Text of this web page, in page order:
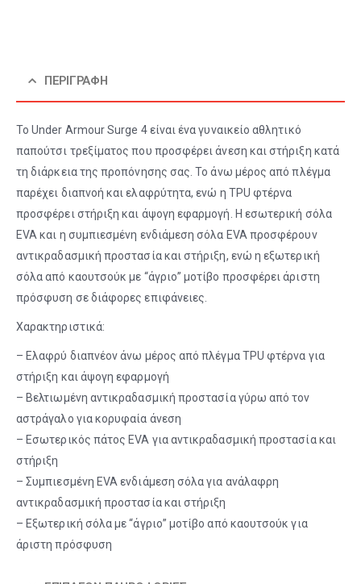
ΠΕΡΙΓΡΑΦΉ
Το Under Armour Surge 4 είναι ένα γυναικείο αθλητικό
παπούτσι τρεξίματος που προσφέρει άνεση και στήριξη κατά
τη διάρκεια της προπόνησης σας. Το άνω μέρος από πλέγμα
παρέχει διαπνοή και ελαφρύτητα, ενώ η TPU φτέρνα
προσφέρει στήριξη και άψογη εφαρμογή. Η εσωτερική σόλα
EVA και η συμπιεσμένη ενδιάμεση σόλα EVA προσφέρουν
αντικραδασμική προστασία και στήριξη, ενώ η εξωτερική
σόλα από καουτσούκ με “άγριο” μοτίβο προσφέρει άριστη
πρόσφυση σε διάφορες επιφάνειες.
Χαρακτηριστικά:
– Ελαφρύ διαπνέον άνω μέρος από πλέγμα ΤPU φτέρνα για
στήριξη και άψογη εφαρμογή
– Βελτιωμένη αντικραδασμική προστασία γύρω από τον
αστράγαλο για κορυφαία άνεση
– Εσωτερικός πάτος EVA για αντικραδασμική προστασία και
στήριξη
– Συμπιεσμένη EVA ενδιάμεση σόλα για ανάλαφρη
αντικραδασμική προστασία και στήριξη
– Εξωτερική σόλα με “άγριο” μοτίβο από καουτσούκ για
άριστη πρόσφυση